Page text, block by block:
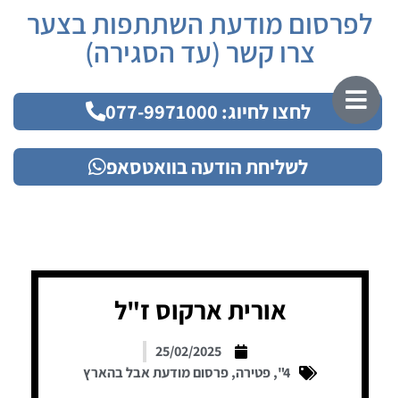
לפרסום מודעת השתתפות בצער
צרו קשר (עד הסגירה)
לחצו לחיוג: 077-9971000
לשליחת הודעה בוואטסאפ
אורית ארקוס ז"ל
25/02/2025
4"
,פטירה,פרסום מודעת אבל בהארץ